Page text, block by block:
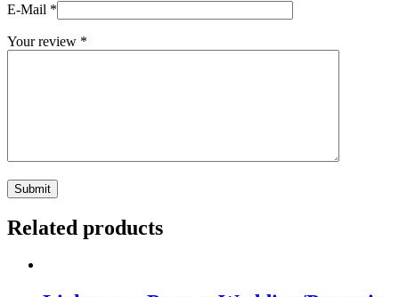
E-Mail *
Your review *
Submit
Related products